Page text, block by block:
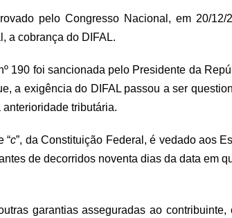
pelo Congresso Nacional, em 20/
a cobrança do DIFAL.
190 foi sancionada pelo Presidente da
a exigência do DIFAL passou a ser
tributária.
“c”, da Constituição Federal, é vedado aos
de decorridos noventa dias da data em
garantias asseguradas ao